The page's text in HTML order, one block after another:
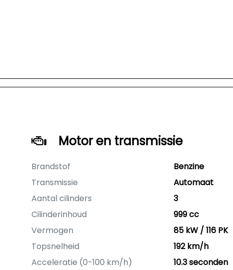
Motor en transmissie
Brandstof
Benzine
Transmissie
Automaat
Aantal cilinders
3
Cilinderinhoud
999 cc
Vermogen
85 kW / 116 PK
Topsnelheid
192 km/h
Acceleratie (0-100 km/h)
10.3 seconden